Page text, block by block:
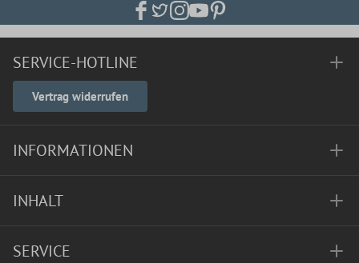
SERVICE-HOTLINE
Vertrag widerrufen
INFORMATIONEN
INHALT
SERVICE